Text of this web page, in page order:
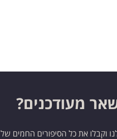
מעודכנים?
וקבלו את כל הסיפורים החמים של